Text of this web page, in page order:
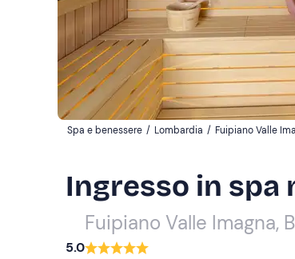
Spa e benessere / Lombardia / Fuipiano Valle
Ingresso in spa
Fuipiano Valle Imagna,
5.0